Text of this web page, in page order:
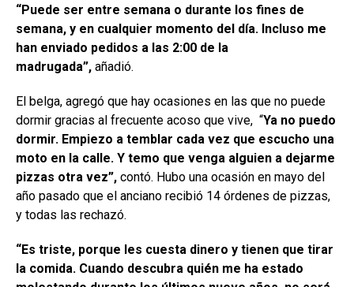
“Puede ser entre semana o durante los fines de
semana, y en cualquier momento del día. Incluso me
han enviado pedidos a las 2:00 de la
madrugada”, añadió.
El belga, agregó que hay ocasiones en las que no puede
dormir gracias al frecuente acoso que vive, “Ya no puedo
dormir. Empiezo a temblar cada vez que escucho una
moto en la calle. Y temo que venga alguien a dejarme
pizzas otra vez”, contó. Hubo una ocasión en mayo del
año pasado que el anciano recibió 14 órdenes de pizzas,
y todas las rechazó.
“Es triste, porque les cuesta dinero y tienen que tirar
la comida. Cuando descubra quién me ha estado